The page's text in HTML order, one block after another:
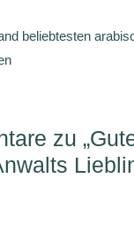
beliebtesten
zu